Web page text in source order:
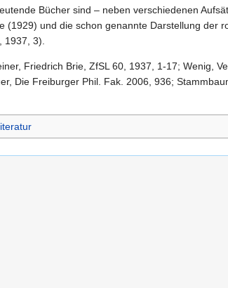
Bücher sind – neben verschiedenen
und die schon genannte Darstellung der
1937, 3).
Friedrich Brie, ZfSL 60, 1937, 1-17; Wenig,
Die Freiburger Phil. Fak. 2006, 936;